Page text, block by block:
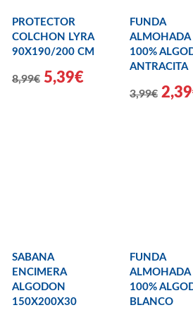
PROTECTOR
COLCHON LYRA
90X190/200 CM
8,99€ 5,39€
FUNDA
ALMOHADA
100%
ANTRACITA
3,99€
SABANA
ENCIMERA
ALGODON
150X200X30
FUNDA
ALMOHADA
100%
BLANCO